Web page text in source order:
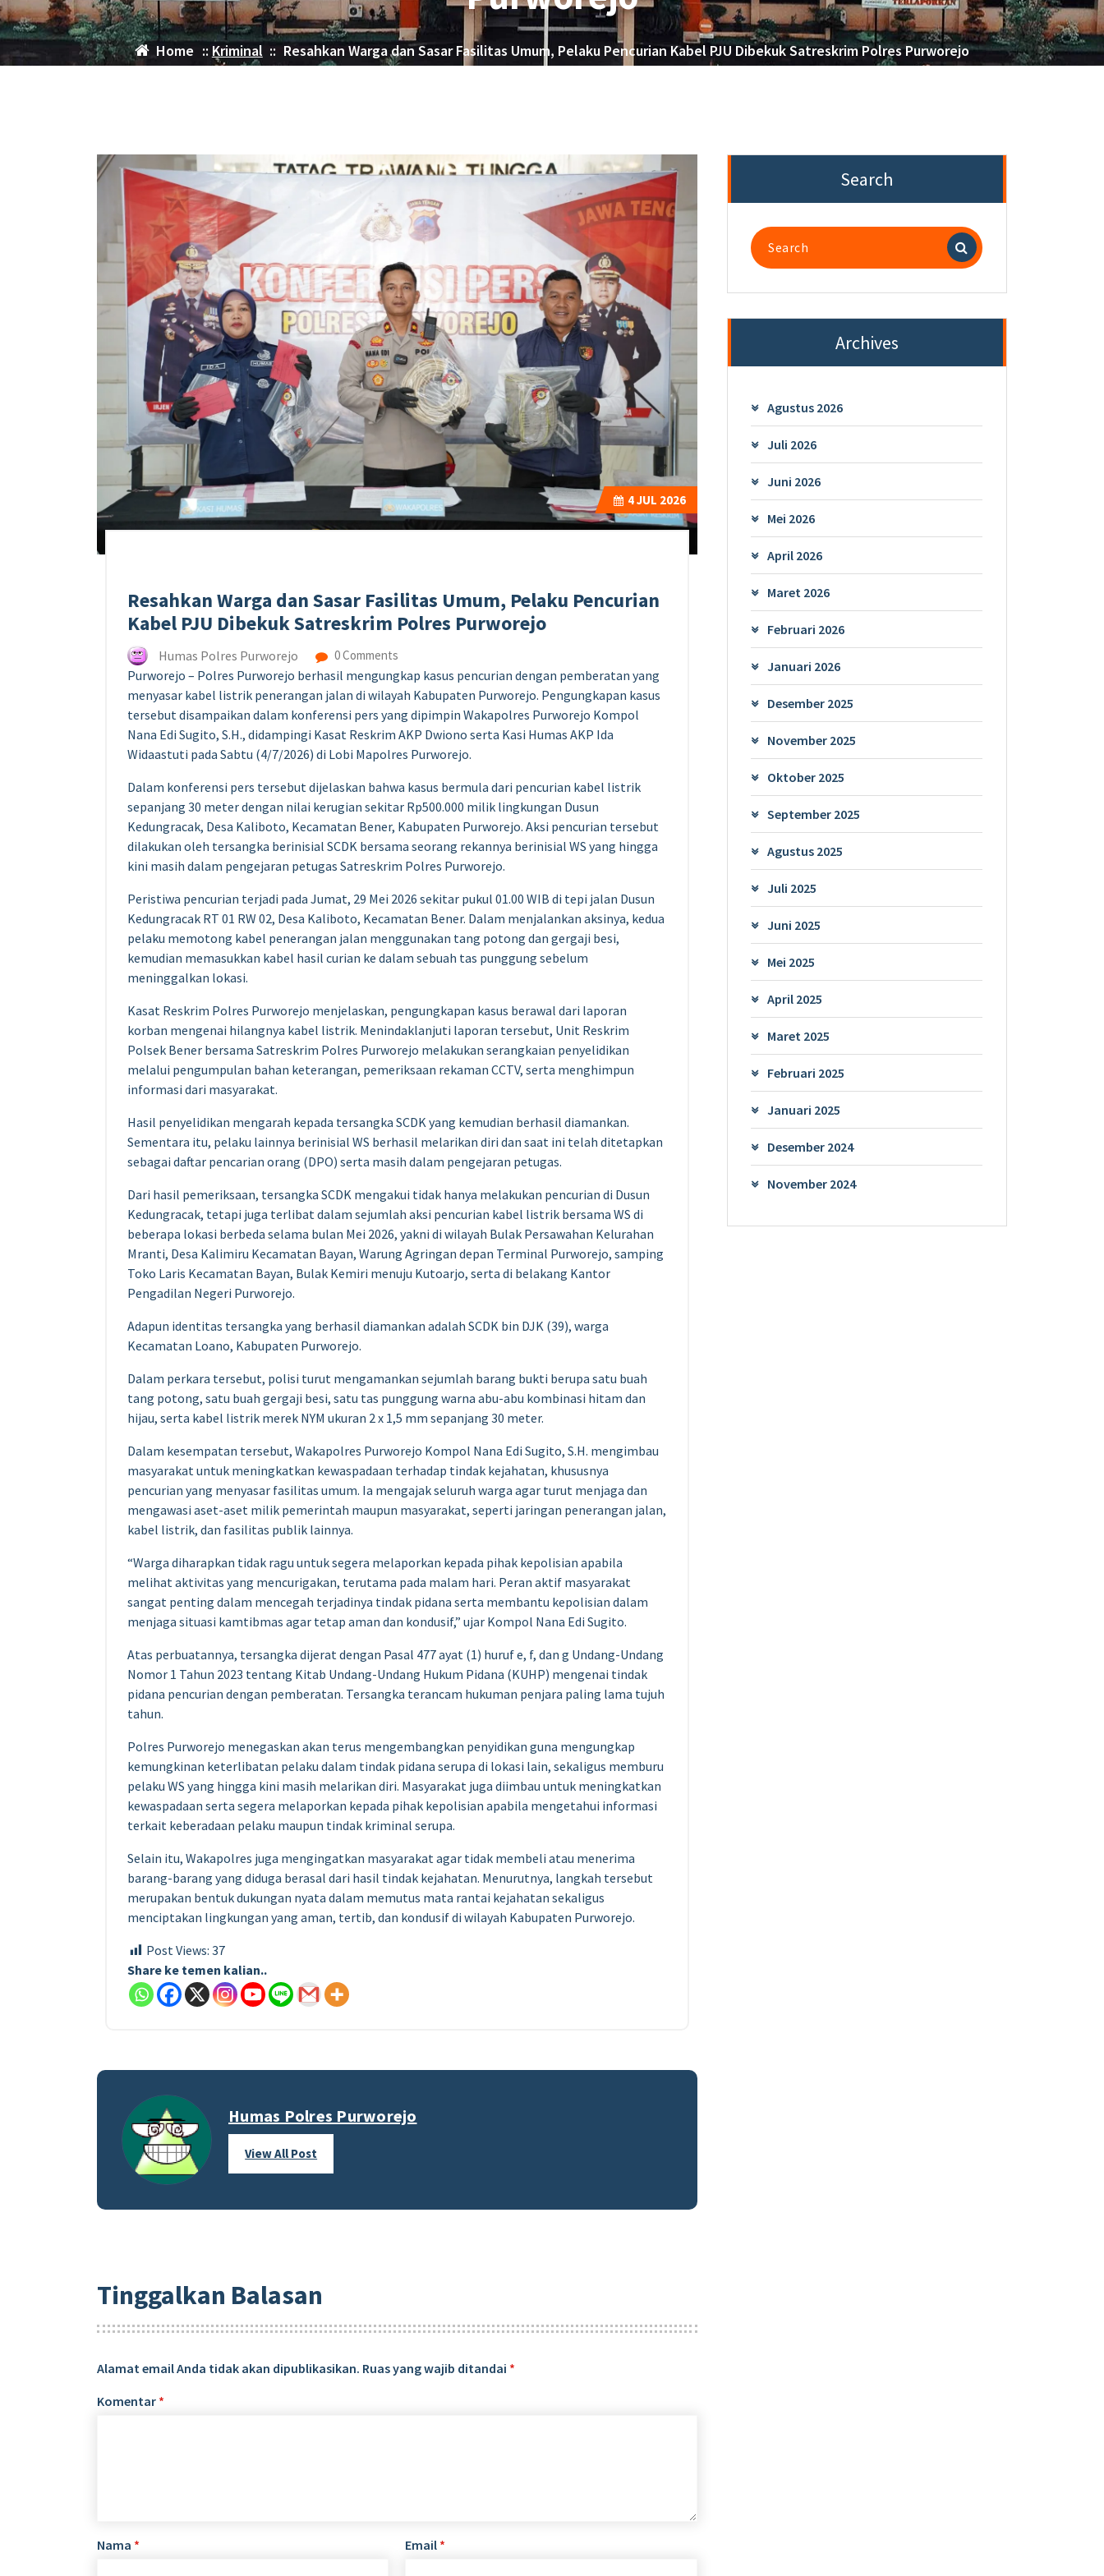
Home :: Kriminal:: Resahkan Warga dan Sasar Fasilitas Umum, Pelaku Pencurian Kabel PJU Dibekuk Satreskrim Polres Purworejo
Resahkan Warga dan Sasar Fasilitas Umum, Pelaku Pencurian
Kabel PJU Dibekuk Satreskrim Polres Purworejo
4JUL 2026
Humas Polres Purworejo 0 Comments
Purworejo – Polres Purworejo berhasil mengungkap kasus pencurian dengan pemberatan yang
menyasar kabel listrik penerangan jalan di wilayah Kabupaten Purworejo. Pengungkapan kasus
tersebut disampaikan dalam konferensi pers yang dipimpin Wakapolres Purworejo Kompol
Nana Edi Sugito, S.H., didampingi Kasat Reskrim AKP Dwiono serta Kasi Humas AKP Ida
Widaastuti pada Sabtu (4/7/2026) di Lobi Mapolres Purworejo.
Dalam konferensi pers tersebut dijelaskan bahwa kasus bermula dari pencurian kabel listrik
sepanjang 30 meter dengan nilai kerugian sekitar Rp500.000 milik lingkungan Dusun
Kedungracak, Desa Kaliboto, Kecamatan Bener, Kabupaten Purworejo. Aksi pencurian tersebut
dilakukan oleh tersangka berinisial SCDK bersama seorang rekannya berinisial WS yang hingga
kini masih dalam pengejaran petugas Satreskrim Polres Purworejo.
Peristiwa pencurian terjadi pada Jumat, 29 Mei 2026 sekitar pukul 01.00 WIB di tepi jalan Dusun
Kedungracak RT 01 RW 02, Desa Kaliboto, Kecamatan Bener. Dalam menjalankan aksinya, kedua
pelaku memotong kabel penerangan jalan menggunakan tang potong dan gergaji besi,
kemudian memasukkan kabel hasil curian ke dalam sebuah tas punggung sebelum
meninggalkan lokasi.
Kasat Reskrim Polres Purworejo menjelaskan, pengungkapan kasus berawal dari laporan
korban mengenai hilangnya kabel listrik. Menindaklanjuti laporan tersebut, Unit Reskrim
Polsek Bener bersama Satreskrim Polres Purworejo melakukan serangkaian penyelidikan
melalui pengumpulan bahan keterangan, pemeriksaan rekaman CCTV, serta menghimpun
informasi dari masyarakat.
Hasil penyelidikan mengarah kepada tersangka SCDK yang kemudian berhasil diamankan.
Sementara itu, pelaku lainnya berinisial WS berhasil melarikan diri dan saat ini telah ditetapkan
sebagai daftar pencarian orang (DPO) serta masih dalam pengejaran petugas.
Dari hasil pemeriksaan, tersangka SCDK mengakui tidak hanya melakukan pencurian di Dusun
Kedungracak, tetapi juga terlibat dalam sejumlah aksi pencurian kabel listrik bersama WS di
beberapa lokasi berbeda selama bulan Mei 2026, yakni di wilayah Bulak Persawahan Kelurahan
Mranti, Desa Kalimiru Kecamatan Bayan, Warung Agringan depan Terminal Purworejo, samping
Toko Laris Kecamatan Bayan, Bulak Kemiri menuju Kutoarjo, serta di belakang Kantor
Pengadilan Negeri Purworejo.
Adapun identitas tersangka yang berhasil diamankan adalah SCDK bin DJK (39), warga
Kecamatan Loano, Kabupaten Purworejo.
Dalam perkara tersebut, polisi turut mengamankan sejumlah barang bukti berupa satu buah
tang potong, satu buah gergaji besi, satu tas punggung warna abu-abu kombinasi hitam dan
hijau, serta kabel listrik merek NYM ukuran 2 x 1,5 mm sepanjang 30 meter.
Dalam kesempatan tersebut, Wakapolres Purworejo Kompol Nana Edi Sugito, S.H. mengimbau
masyarakat untuk meningkatkan kewaspadaan terhadap tindak kejahatan, khususnya
pencurian yang menyasar fasilitas umum. Ia mengajak seluruh warga agar turut menjaga dan
mengawasi aset-aset milik pemerintah maupun masyarakat, seperti jaringan penerangan jalan,
kabel listrik, dan fasilitas publik lainnya.
“Warga diharapkan tidak ragu untuk segera melaporkan kepada pihak kepolisian apabila
melihat aktivitas yang mencurigakan, terutama pada malam hari. Peran aktif masyarakat
sangat penting dalam mencegah terjadinya tindak pidana serta membantu kepolisian dalam
menjaga situasi kamtibmas agar tetap aman dan kondusif,” ujar Kompol Nana Edi Sugito.
Atas perbuatannya, tersangka dijerat dengan Pasal 477 ayat (1) huruf e, f, dan g Undang-Undang
Nomor 1 Tahun 2023 tentang Kitab Undang-Undang Hukum Pidana (KUHP) mengenai tindak
pidana pencurian dengan pemberatan. Tersangka terancam hukuman penjara paling lama tujuh
tahun.
Polres Purworejo menegaskan akan terus mengembangkan penyidikan guna mengungkap
kemungkinan keterlibatan pelaku dalam tindak pidana serupa di lokasi lain, sekaligus memburu
pelaku WS yang hingga kini masih melarikan diri. Masyarakat juga diimbau untuk meningkatkan
kewaspadaan serta segera melaporkan kepada pihak kepolisian apabila mengetahui informasi
terkait keberadaan pelaku maupun tindak kriminal serupa.
Selain itu, Wakapolres juga mengingatkan masyarakat agar tidak membeli atau menerima
barang-barang yang diduga berasal dari hasil tindak kejahatan. Menurutnya, langkah tersebut
merupakan bentuk dukungan nyata dalam memutus mata rantai kejahatan sekaligus
menciptakan lingkungan yang aman, tertib, dan kondusif di wilayah Kabupaten Purworejo.
Post Views: 37
Share ke temen kalian..
Humas Polres Purworejo
View All Post
Tinggalkan Balasan
Alamat email Anda tidak akan dipublikasikan. Ruas yang wajib ditandai *
Komentar *
Nama * Email *
Search
Search
for:
Archives
Agustus 2026
Juli 2026
Juni 2026
Mei 2026
April 2026
Maret 2026
Februari 2026
Januari 2026
Desember 2025
November 2025
Oktober 2025
September 2025
Agustus 2025
Juli 2025
Juni 2025
Mei 2025
April 2025
Maret 2025
Februari 2025
Januari 2025
Desember 2024
November 2024